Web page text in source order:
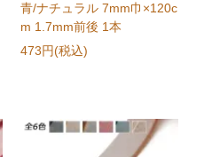
青/ナチュラル 7mm巾×120c
m 1.7mm前後 1本
473円(税込)